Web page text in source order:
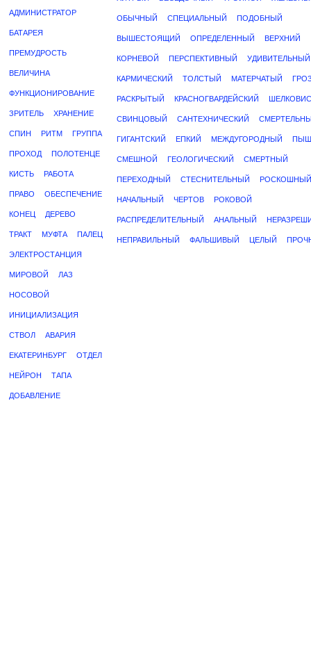
АДМИНИСТРАТОР
БАТАРЕЯ
ПРЕМУДРОСТЬ
ВЕЛИЧИНА
ФУНКЦИОНИРОВАНИЕ
ЗРИТЕЛЬ ХРАНЕНИЕ
СПИН РИТМ ГРУППА
ПРОХОД ПОЛОТЕНЦЕ
КИСТЬ РАБОТА
ПРАВО ОБЕСПЕЧЕНИЕ
КОНЕЦ ДЕРЕВО
ТРАКТ МУФТА ПАЛЕЦ
ЭЛЕКТРОСТАНЦИЯ
МИРОВОЙ ЛАЗ
НОСОВОЙ
ИНИЦИАЛИЗАЦИЯ
СТВОЛ АВАРИЯ
ЕКАТЕРИНБУРГ ОТДЕЛ
НЕЙРОН ТАПА
ДОБАВЛЕНИЕ
ОБЫЧНЫЙ СПЕЦИАЛЬНЫЙ ПОДОБНЫЙ
ВЫШЕСТОЯЩИЙ ОПРЕДЕЛЕННЫЙ ВЕРХНИЙ
КОРНЕВОЙ ПЕРСПЕКТИВНЫЙ УДИВИТЕЛЬНЫЙ
КАРМИЧЕСКИЙ ТОЛСТЫЙ МАТЕРЧАТЫЙ
РАСКРЫТЫЙ КРАСНОГВАРДЕЙСКИЙ
СВИНЦОВЫЙ САНТЕХНИЧЕСКИЙ
ГИГАНТСКИЙ ЕПКИЙ МЕЖДУГОРОДНЫЙ
СМЕШНОЙ ГЕОЛОГИЧЕСКИЙ СМЕРТНЫЙ
ПЕРЕХОДНЫЙ СТЕСНИТЕЛЬНЫЙ РОСКОШНЫЙ
НАЧАЛЬНЫЙ ЧЕРТОВ РОКОВОЙ
РАСПРЕДЕЛИТЕЛЬНЫЙ АНАЛЬНЫЙ
НЕПРАВИЛЬНЫЙ ФАЛЬШИВЫЙ ЦЕЛЫЙ